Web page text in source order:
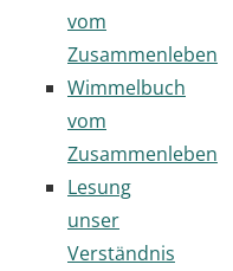
vom
Zusammenleben
Wimmelbuch
vom
Zusammenleben
Lesung
unser
Verständnis